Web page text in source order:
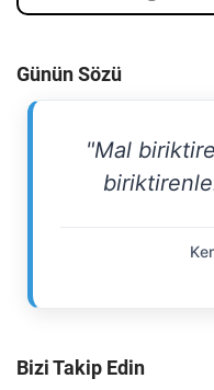
Günün Sözü
"Mal
Bizi Takip Edin